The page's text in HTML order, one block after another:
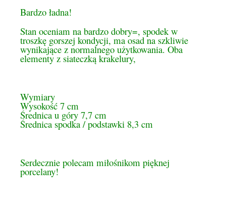
Bardzo ładna!
Stan oceniam na bardzo dobry=, spodek w
troszkę gorszej kondycji, ma osad na szkliwie
wynikające z normalnego użytkowania. Oba
elementy z siateczką krakelury,
Wymiary
Wysokość 7 cm
Średnica u góry 7,7 cm
Średnica spodka / podstawki 8,3 cm
Serdecznie polecam miłośnikom pięknej
porcelany!